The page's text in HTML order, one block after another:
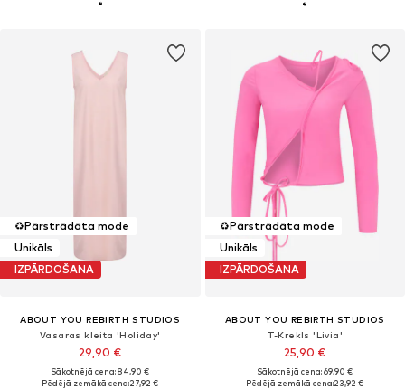
♻️Pārstrādāta mode
Unikāls
IZPĀRDOŠANA
ABOUT YOU REBIRTH STUDIOS
Vasaras kleita 'Holiday'
29,90 €
Sākotnējā cena: 84,90 €
Pēdējā zemākā cena:27,92 €
♻️Pārstrādāta mode
Unikāls
IZPĀRDOŠANA
ABOUT YOU REBIRTH STUDIOS
T-Krekls 'Livia'
25,90 €
Sākotnējā cena: 69,90 €
Pēdējā zemākā cena:23,92 €